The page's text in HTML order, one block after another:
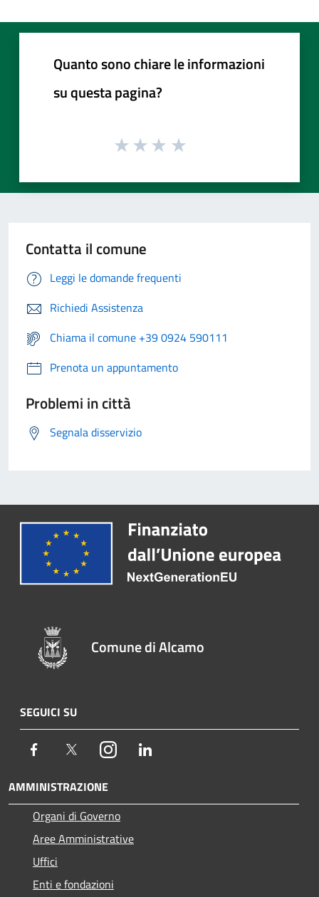
Quanto sono chiare le informazioni
su questa pagina?
Contatta il comune
Leggi le domande frequenti
Richiedi Assistenza
Chiama il comune +39 0924 590111
Prenota un appuntamento
Problemi in città
Segnala disservizio
Comune di Alcamo
SEGUICI SU
Facebook TwitterInstagram
AMMINISTRAZIONE
Organi di Governo
Aree Amministrative
Uffici
Enti e fondazioni